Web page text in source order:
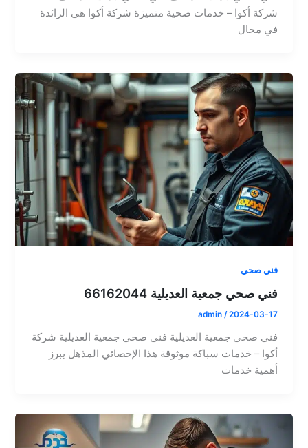
شركة أكوا – خدمات صحية متميزة شركة أكوا هي الرائدة
في مجال
فني صحي
فني صحي جمعية العديلية 66162044
admin /2024-03-17
فني صحي جمعية العديلية فني صحي جمعية العديلية شركة
أكوا – خدمات سباكة موثوقة هذا الإحصائي المذهل يبرز
أهمية خدمات